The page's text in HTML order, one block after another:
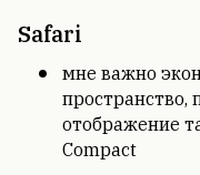
Safari
мне важно
отображение
Compact